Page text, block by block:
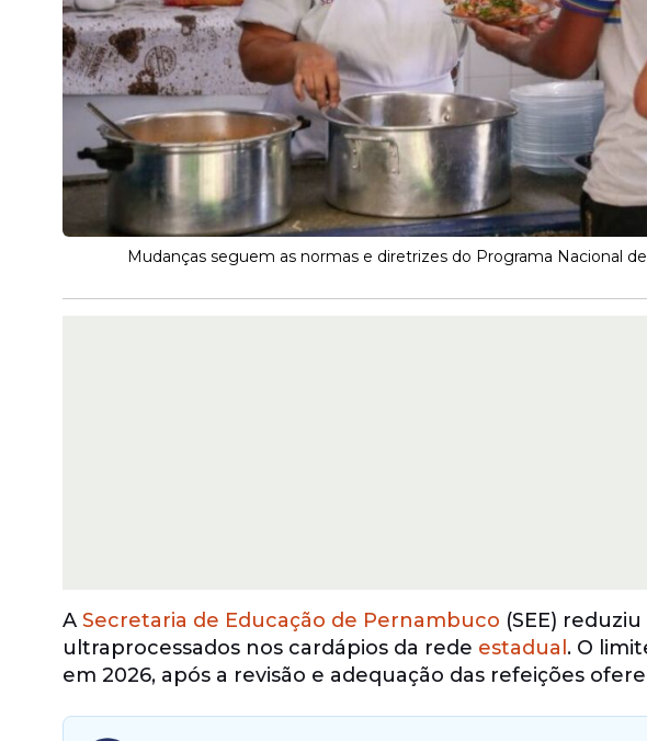
Mudanças seguem as normas e diretrizes do Programa Nacional
A Secretaria de Educação de Pernambuco (SEE)
ultraprocessados nos cardápios da rede estadual . O
em 2026, após a revisão e adequação das refeições